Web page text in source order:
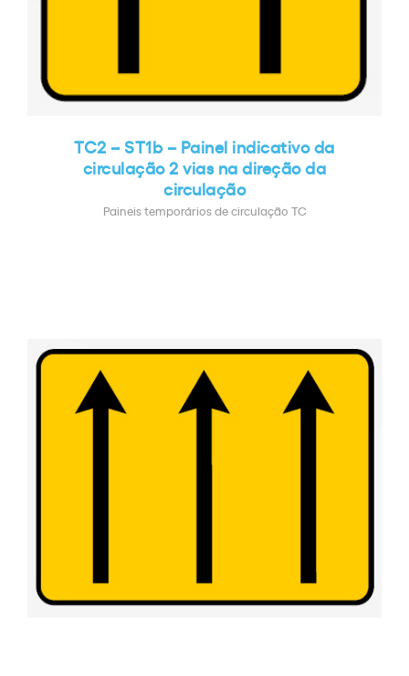
TC2 – ST1b – Painel indicativo da
circulação 2 vias na direção da
circulação
Paineis temporários de circulação TC